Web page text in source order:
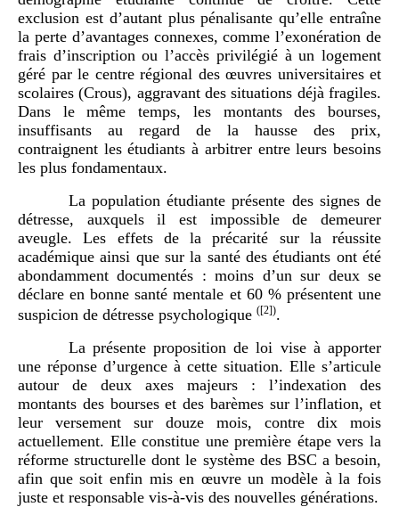
exclusion est d’autant plus pénalisante qu’elle entraîne
la perte d’avantages connexes, comme l’exonération de
frais d’inscription ou l’accès privilégié à un logement
géré par le centre régional des œuvres universitaires et
scolaires (Crous), aggravant des situations déjà fragiles.
Dans le même temps, les montants des bourses,
insuffisants au regard de la hausse des prix,
contraignent les étudiants à arbitrer entre leurs besoins
les plus fondamentaux.
La population étudiante présente des signes de
détresse, auxquels il est impossible de demeurer
aveugle. Les effets de la précarité sur la réussite
académique ainsi que sur la santé des étudiants ont été
abondamment documentés : moins d’un sur deux se
déclare en bonne santé mentale et 60 % présentent une
suspicion de détresse psychologique ([2]).
La présente proposition de loi vise à apporter
une réponse d’urgence à cette situation. Elle s’articule
autour de deux axes majeurs : l’indexation des
montants des bourses et des barèmes sur l’inflation, et
leur versement sur douze mois, contre dix mois
actuellement. Elle constitue une première étape vers la
réforme structurelle dont le système des BSC a besoin,
afin que soit enfin mis en œuvre un modèle à la fois
juste et responsable vis-à-vis des nouvelles générations.